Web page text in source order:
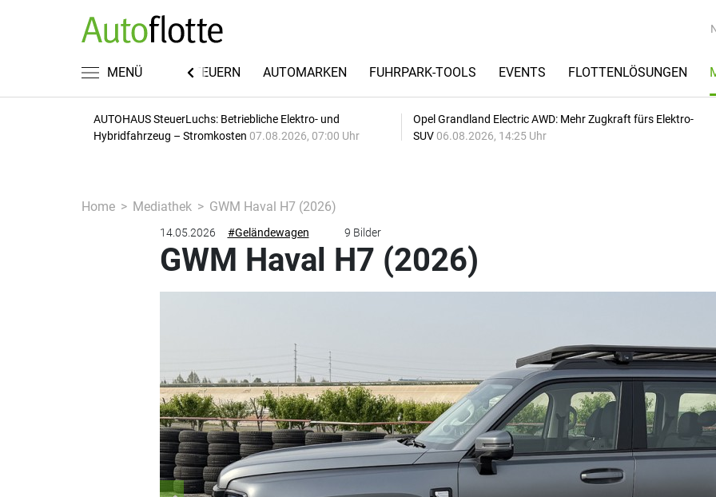
MENÜ
FUHRPARKWISSEN RECHT & STEUERN AUTOMARKEN FUHRPARK-TOOLS EVENTS FLOTTENLÖSUNGEN
AUTOHAUS SteuerLuchs: Betriebliche Elektro- und
Hybridfahrzeug – Stromkosten 07.08.2026, 07:00 Uhr
Opel Grandland Electric AWD: Mehr Zugkraft fürs Elektro-
SUV 06.08.2026, 14:25 Uhr
Home Mediathek GWM Haval H7 (2026)
14.05.2026 #Geländewagen 9 Bilder
GWM Haval H7 (2026)